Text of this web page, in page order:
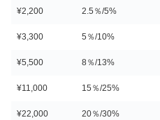
¥2,200 2.5％/5%
¥3,300 5％/10%
¥5,500 8％/13%
¥11,000 15％/25%
¥22,000 20％/30%